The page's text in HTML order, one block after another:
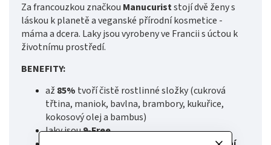
Za francouzkou značkou Manucuriststojí dvě ženy s
láskou k planetě a veganské přírodní kosmetice -
máma a dcera. Laky jsou vyrobeny ve Francii s úctou k
životnímu prostředí.
BENEFITY:
až 85% tvoří čistě rostlinné složky (cukrová
třtina, maniok, bavlna, brambory, kukuřice,
kokosový olej a bambus)
laky jsou9-Free